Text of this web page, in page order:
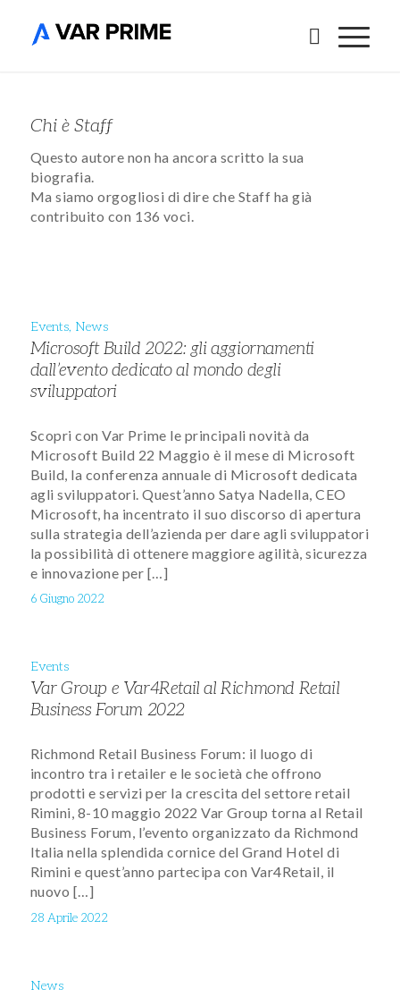
Chi è Staff
Questo autore non ha ancora scritto la sua
biografia.
Ma siamo orgogliosi di dire che Staff ha già
contribuito con 136 voci.
Events, News
Microsoft Build 2022: gli aggiornamenti
dall’evento dedicato al mondo degli
sviluppatori
Scopri con Var Prime le principali novità da
Microsoft Build 22 Maggio è il mese di Microsoft
Build, la conferenza annuale di Microsoft dedicata
agli sviluppatori. Quest’anno Satya Nadella, CEO
Microsoft, ha incentrato il suo discorso di apertura
sulla strategia dell’azienda per dare agli sviluppatori
la possibilità di ottenere maggiore agilità, sicurezza
e innovazione per […]
6 Giugno 2022
Events
Var Group e Var4Retail al Richmond Retail
Business Forum 2022
Richmond Retail Business Forum: il luogo di
incontro tra i retailer e le società che offrono
prodotti e servizi per la crescita del settore retail
Rimini, 8-10 maggio 2022 Var Group torna al Retail
Business Forum, l’evento organizzato da Richmond
Italia nella splendida cornice del Grand Hotel di
Rimini e quest’anno partecipa con Var4Retail, il
nuovo […]
28 Aprile 2022
News